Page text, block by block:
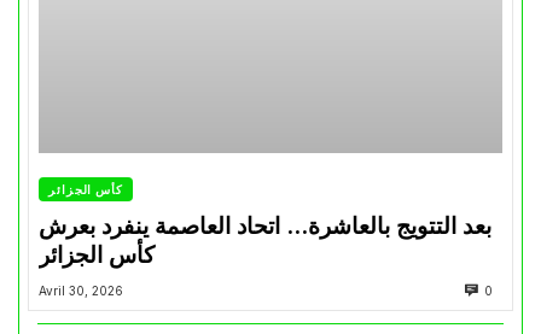
كأس الجزائر
بعد التتويج بالعاشرة… اتحاد العاصمة ينفرد بعرش
كأس الجزائر
Avril 30, 2026 0